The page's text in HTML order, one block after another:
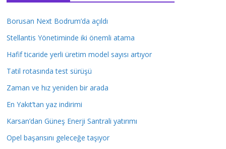
Borusan Next Bodrum’da açıldı
Stellantis Yönetiminde iki önemli atama
Hafif ticaride yerli üretim model sayısı artıyor
Tatil rotasında test sürüşü
Zaman ve hız yeniden bir arada
En Yakıt’tan yaz indirimi
Karsan’dan Güneş Enerji Santrali yatırımı
Opel başarısını geleceğe taşıyor